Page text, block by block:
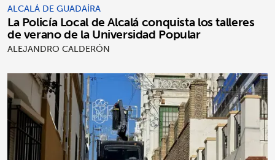
ALCALÁ DE GUADAÍRA
La Policía Local de Alcalá conquista los talleres
de verano de la Universidad Popular
ALEJANDRO CALDERÓN